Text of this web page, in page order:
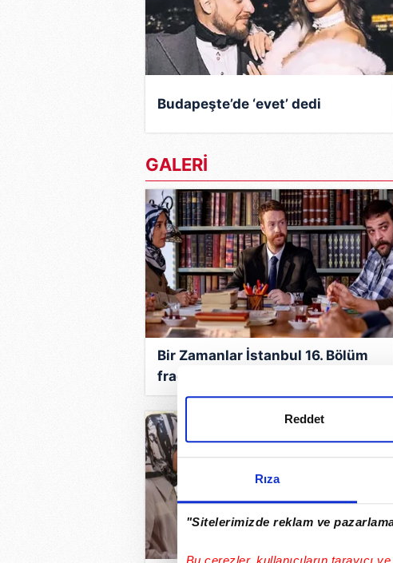
Rıza
"Sitelerimizde reklam ve
Bu çerezler, kullanıcıların tarayıcı
Reddet
Budapeşte’de ‘evet’ dedi
GALERİ
Bir Zamanlar İstanbul 16. Bölüm
fragmanı: TRT 1 dizi ekranı ile Bir
Zamanlar İstanbul yeni bölümde
haftaya neler yaşanacak?